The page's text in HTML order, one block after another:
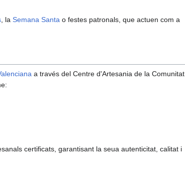
, la Semana Santa o festes patronals, que actuen com a
a través del Centre d'Artesania de la Comunitat
certificats, garantisant la seua autenticitat, calitat i